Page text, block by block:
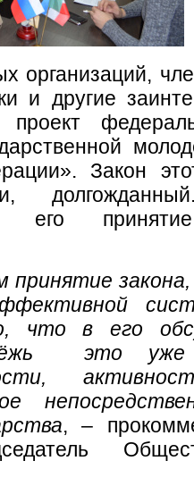
организаций,
и другие
проект
Закон
его
закона,
что в его
это уже
, –